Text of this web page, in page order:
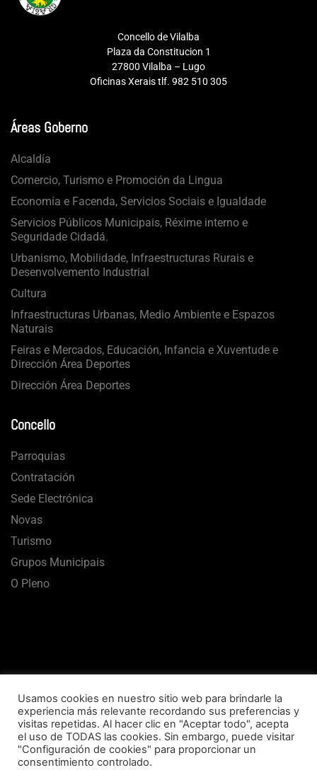
Concello de Vilalba
Plaza da Constitucion 1
27800 Vilalba – Lugo
Oficinas Xerais tlf. 982 510 305
Áreas Goberno
Alcaldía
Comercio, Turismo e Promoción da Lingua
Economía e Facenda, Servicios Sociais e Igualdade
Servicios Públicos Municipais, Réxime interno e
Seguridade Cidadá.
Urbanismo, Mobilidade, Infraestructuras Rurais e
Desenvolvemento Industrial
Cultura
Infraestructuras Urbanas, Medio Ambiente e Espazos
Naturais
Feiras e Mercados, Educación, Infancia e Xuventude e
Dirección Área Deportes
Dirección Área Deportes
Concello
Parroquias
Contratación
Sede Electrónica
Novas
Turismo
Grupos Municipais
O Pleno
Aviso Legal Termos de usoPolítica de Privacidade
Política de CookiesMapa Web
Usamos cookies en nuestro sitio web para brindarle la
experiencia más relevante recordando sus preferencias y
visitas repetidas. Al hacer clic en "Aceptar todo", acepta
el uso de TODAS las cookies. Sin embargo, puede visitar
"Configuración de cookies" para proporcionar un
consentimiento controlado.